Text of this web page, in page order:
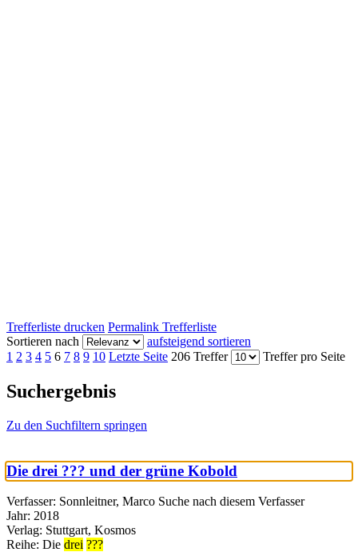
Trefferliste drucken Permalink Trefferliste
Sortieren nach
aufsteigend sortieren
1 2 3 4 5 6 7 8 9 10 Letzte Seite 206 Treffer Treffer pro Seite
Suchergebnis
Zu den Suchfiltern springen
Die drei ??? und der grüne Kobold
Verfasser: Sonnleitner, Marco Suche nach diesem Verfasser
Jahr: 2018
Verlag: Stuttgart, Kosmos
Reihe: Die drei ???